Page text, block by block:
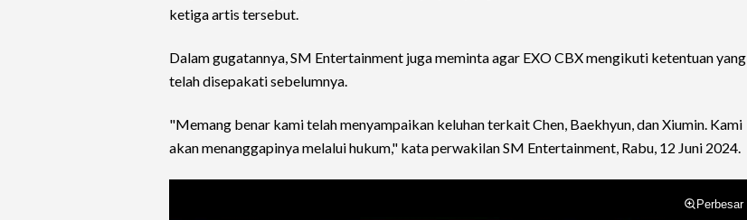
ketiga artis tersebut.
Dalam gugatannya, SM Entertainment juga meminta agar EXO CBX mengikuti ketentuan yang
telah disepakati sebelumnya.
"Memang benar kami telah menyampaikan keluhan terkait Chen, Baekhyun, dan Xiumin. Kami
akan menanggapinya melalui hukum," kata perwakilan SM Entertainment, Rabu, 12 Juni 2024.
Perbesar